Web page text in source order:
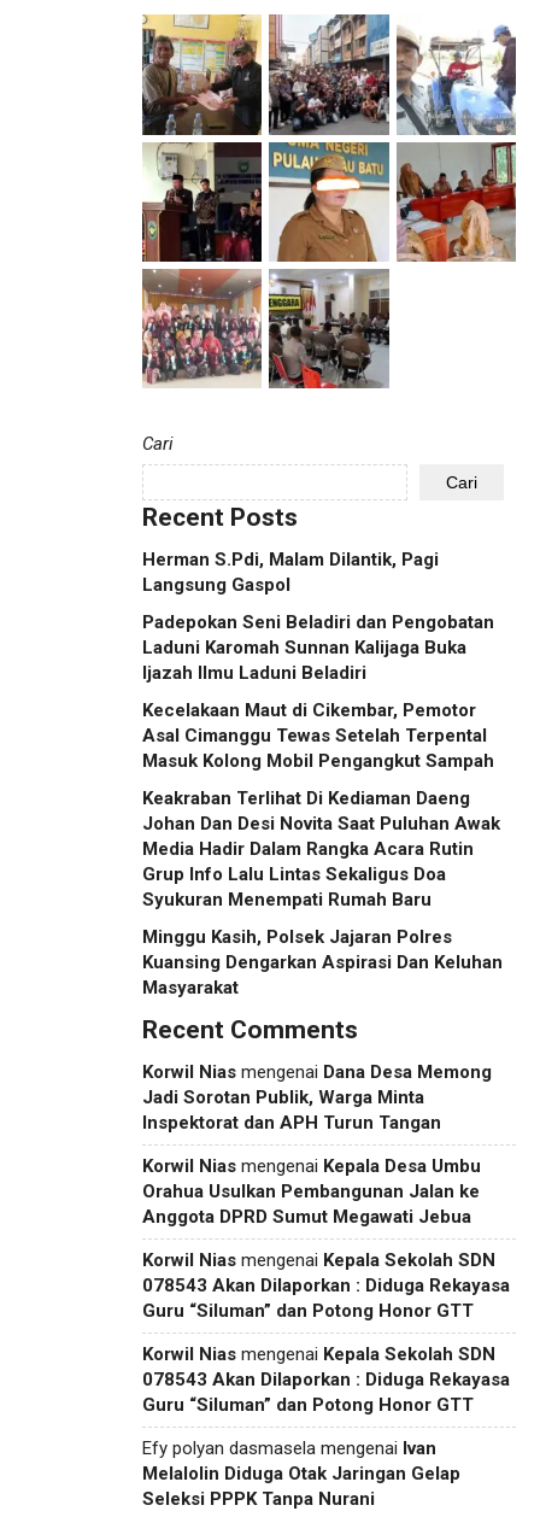
Cari
Cari
Recent Posts
Herman S.Pdi, Malam Dilantik, Pagi
Langsung Gaspol
Padepokan Seni Beladiri dan Pengobatan
Laduni Karomah Sunnan Kalijaga Buka
Ijazah Ilmu Laduni Beladiri
Kecelakaan Maut di Cikembar, Pemotor
Asal Cimanggu Tewas Setelah Terpental
Masuk Kolong Mobil Pengangkut Sampah
Keakraban Terlihat Di Kediaman Daeng
Johan Dan Desi Novita Saat Puluhan Awak
Media Hadir Dalam Rangka Acara Rutin
Grup Info Lalu Lintas Sekaligus Doa
Syukuran Menempati Rumah Baru
Minggu Kasih, Polsek Jajaran Polres
Kuansing Dengarkan Aspirasi Dan Keluhan
Masyarakat
Recent Comments
Korwil Nias mengenai Dana Desa Memong
Jadi Sorotan Publik, Warga Minta
Inspektorat dan APH Turun Tangan
Korwil Nias mengenai Kepala Desa Umbu
Orahua Usulkan Pembangunan Jalan ke
Anggota DPRD Sumut Megawati Jebua
Korwil Nias mengenai Kepala Sekolah SDN
078543 Akan Dilaporkan : Diduga Rekayasa
Guru “Siluman” dan Potong Honor GTT
Korwil Nias mengenai Kepala Sekolah SDN
078543 Akan Dilaporkan : Diduga Rekayasa
Guru “Siluman” dan Potong Honor GTT
Efy polyan dasmasela mengenai Ivan
Melalolin Diduga Otak Jaringan Gelap
Seleksi PPPK Tanpa Nurani